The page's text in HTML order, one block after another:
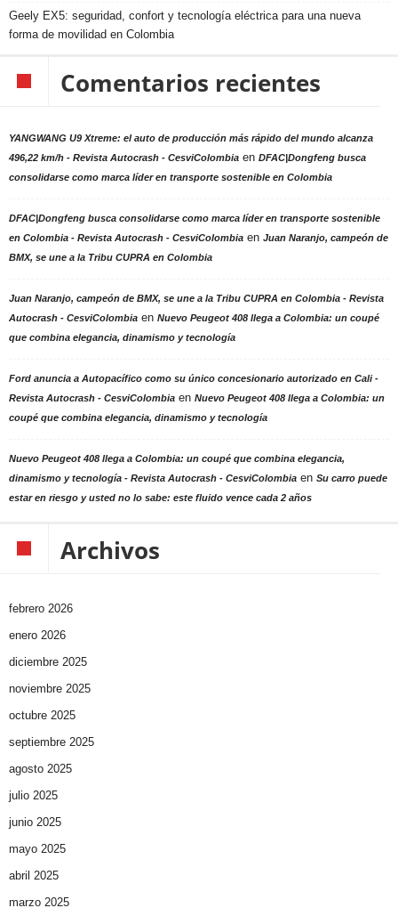
Geely EX5: seguridad, confort y tecnología eléctrica para una nueva
forma de movilidad en Colombia
Comentarios recientes
YANGWANG U9 Xtreme: el auto de producción más rápido del mundo alcanza
496,22 km/h - Revista Autocrash - CesviColombia en DFAC|Dongfeng busca
consolidarse como marca líder en transporte sostenible en Colombia
DFAC|Dongfeng busca consolidarse como marca líder en transporte sostenible
en Colombia - Revista Autocrash - CesviColombia en Juan Naranjo, campeón de
BMX, se une a la Tribu CUPRA en Colombia
Juan Naranjo, campeón de BMX, se une a la Tribu CUPRA en Colombia - Revista
Autocrash - CesviColombia en Nuevo Peugeot 408 llega a Colombia: un coupé
que combina elegancia, dinamismo y tecnología
Ford anuncia a Autopacífico como su único concesionario autorizado en Cali -
Revista Autocrash - CesviColombia en Nuevo Peugeot 408 llega a Colombia: un
coupé que combina elegancia, dinamismo y tecnología
Nuevo Peugeot 408 llega a Colombia: un coupé que combina elegancia,
dinamismo y tecnología - Revista Autocrash - CesviColombia en Su carro puede
estar en riesgo y usted no lo sabe: este fluido vence cada 2 años
Archivos
febrero 2026
enero 2026
diciembre 2025
noviembre 2025
octubre 2025
septiembre 2025
agosto 2025
julio 2025
junio 2025
mayo 2025
abril 2025
marzo 2025